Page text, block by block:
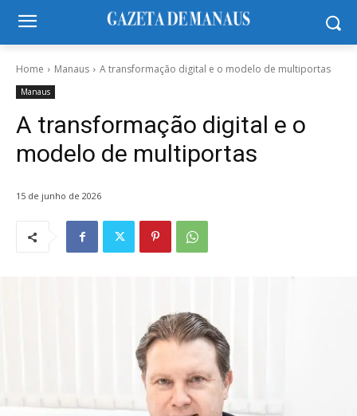
Home Manaus A transformação digital e o modelo de multiportas
Manaus
A transformação digital e o
modelo de multiportas
15 de junho de 2026